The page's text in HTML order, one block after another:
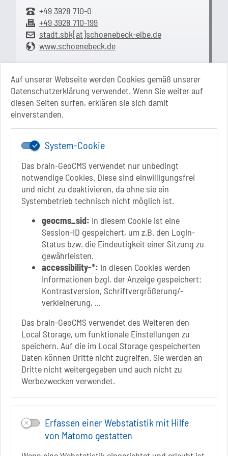
Auf unserer Webseite werden Cookies gemäß unserer
Datenschutzerklärung verwendet. Wenn Sie weiter auf
diesen Seiten surfen, erklären sie sich damit
einverstanden.
System-Cookie
Das brain-GeoCMS verwendet nur unbedingt
notwendige Cookies. Diese sind einwilligungsfrei
und nicht zu deaktivieren, da ohne sie ein
Systembetrieb technisch nicht möglich ist.
geocms_sid: In diesem Cookie ist eine
Session-ID gespeichert, um z.B. den Login-
Status bzw. die Eindeutigkeit einer Sitzung zu
gewährleisten.
accessibility-*: In diesen Cookies werden
Informationen bzgl. der Anzeige gespeichert:
Kontrastversion, Schriftvergrößerung/-
verkleinerung, ...
Das brain-GeoCMS verwendet des Weiteren den
Local Storage, um funktionale Einstellungen zu
speichern. Auf die im Local Storage gespeicherten
Daten können Dritte nicht zugreifen. Sie werden an
Dritte nicht weitergegeben und auch nicht zu
Werbezwecken verwendet.
Erfassen einer Webstatistik mit Hilfe
von Matomo gestatten
+49 3928 710-0
+49 3928 710-199
stadt.sbk[at]schoenebeck-elbe.de
www.schoenebeck.de
Mo.: 13 Uhr - 15 Uhr
Di.: 9 Uhr - 11.30 Uhr
13 Uhr - 18 Uhr
Do.: 9 Uhr - 11.30 Uhr
Fr.: nach Vereinbarung
Folgt uns auf
FACEBOOK
INSTAGRAM
YOUTUBE
Link zur Google-Maps Navigation
SOLEPARK Schönebeck/Bad Salzelmen
Eigenbetrieb der Stadt Schönebeck (Elbe)
Badepark 1
39218 Schönebeck (Elbe)
+49 3928 7055-0
+49 3928 7055-42
info[at]solepark.de
www.visitschoenebeck.de
Infos zur Barrierefreiheit